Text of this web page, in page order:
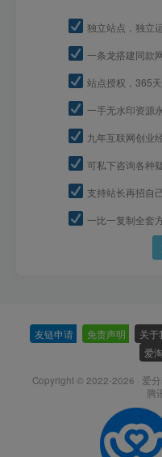
独立站点，独立
一条龙搭建同款
站点授权，365
一手无水印资源
九年互联网创业
可私下咨询各种
支持站长再招自
一比一复制全套
友链申请 免责声明 关于
爱
Copyright © 2022-2026 · 爱
腾